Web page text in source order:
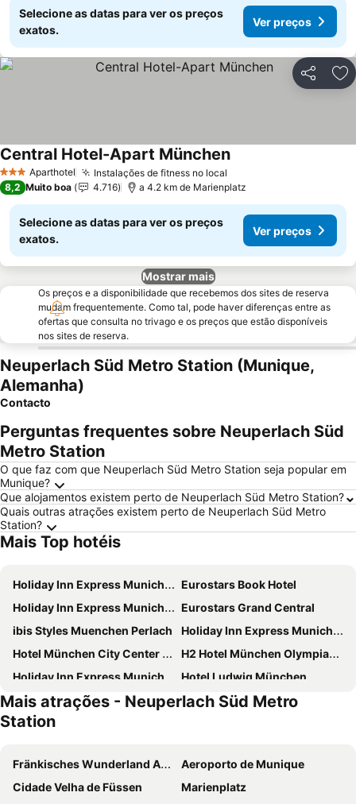
Selecione as datas para ver os preços
exatos.
Ver preços
Partilhar
3 EstrelasAparthotel Instalações de fitness no local
Central Hotel-Apart MünchenVer preços
8,2 Muito boa 4.716 a 4.2 km de Marienplatz
Selecione as datas para ver os preços
exatos.
Ver preços
Mostrar mais
Os preços e a disponibilidade que recebemos dos sites de reserva
mudam frequentemente. Como tal, pode haver diferenças entre as
ofertas que consulta no trivago e os preços que estão disponíveis
nos sites de reserva.
Neuperlach Süd Metro Station (Munique,
Alemanha)
Contacto
Perguntas frequentes sobre Neuperlach Süd
Metro Station
O que faz com que Neuperlach Süd Metro Station seja popular em
Munique?
Que alojamentos existem perto de Neuperlach Süd Metro Station?
Quais outras atrações existem perto de Neuperlach Süd Metro
Station?
Mais Top hotéis
Holiday Inn Express Munich - City East By Ihg
Eurostars Book Hotel
Holiday Inn Express Munich City West by IHG
Eurostars Grand Central
ibis Styles Muenchen Perlach
Holiday Inn Express Munich North By Ihg
Hotel München City Center affiliated by Meliá
H2 Hotel München Olympiapark
Holiday Inn Express Munich - Messe By Ihg
Hotel Ludwig München
MEININGER Hotel München Olympiapark
ibis München City Süd
Hotel Amba
Ramada Encore by Wyndham Munich Messe
Hotel Wallis
Hotel Europäischer Hof
Hotel Munich Inn
Mais atrações - Neuperlach Süd Metro
Station
Fränkisches Wunderland Amusement Park
Aeroporto de Munique
Cidade Velha de Füssen
Marienplatz